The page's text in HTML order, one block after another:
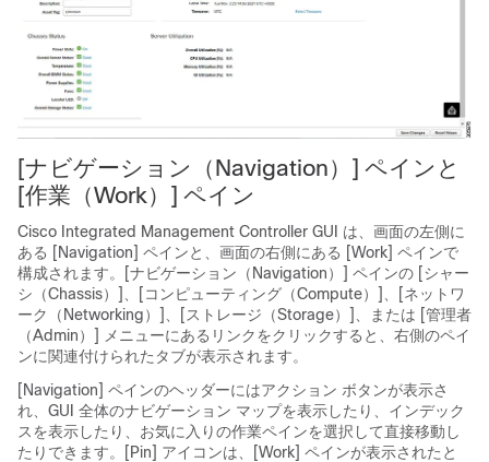
[ナビゲーション（Navigation）] ペインと
[作業（Work）] ペイン
Cisco Integrated Management Controller GUI は、画面の左側に
ある [Navigation] ペインと、画面の右側にある [Work] ペインで
構成されます。[ナビゲーション（Navigation）] ペインの [シャー
シ（Chassis）]、[コンピューティング（Compute）]、[ネットワ
ーク（Networking）]、[ストレージ（Storage）]、または [管理者
（Admin）]
メニューにあるリンクをクリックすると、右側のペイ
ンに関連付けられたタブが表示されます。
[Navigation] ペインのヘッダーにはアクション ボタンが表示さ
れ、GUI 全体のナビゲーション マップを表示したり、インデック
スを表示したり、お気に入りの作業ペインを選択して直接移動し
たりできます。[Pin] アイコンは、[Work] ペインが表示されたと